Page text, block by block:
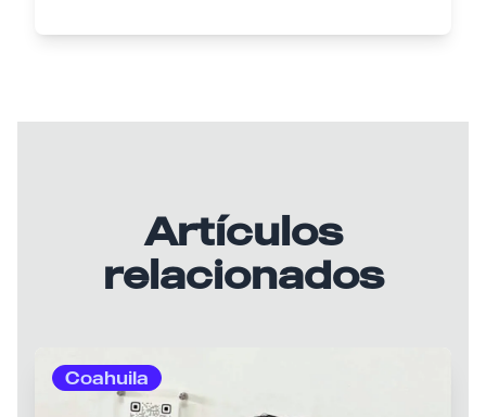
Artículos
relacionados
Coahuila